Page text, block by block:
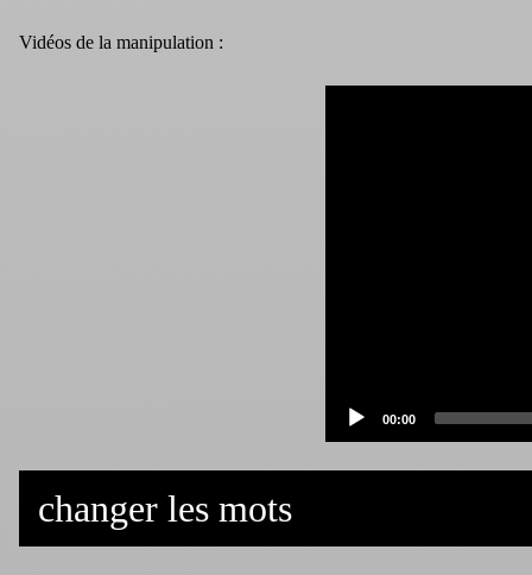
Vidéos de la manipulation :
Current
00:00
changer les mots